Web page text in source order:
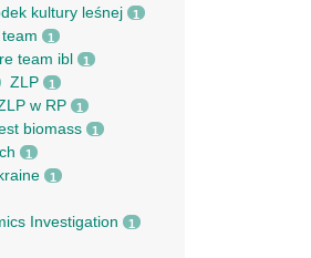
kultury leśnej 1
1
team ibl 1
ZLP 1
w RP 1
biomass 1
1
1
Investigation 1